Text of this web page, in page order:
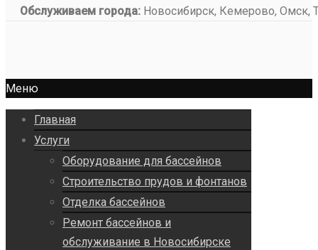
Обслуживаем города: Новосибирск, Кемерово, Омск,
Меню
Главная
Услуги
Оборудование для бассейнов
Строительство прудов и фонтанов
Отделка бассейнов
Ремонт бассейнов и
обслуживание в Новосибирске